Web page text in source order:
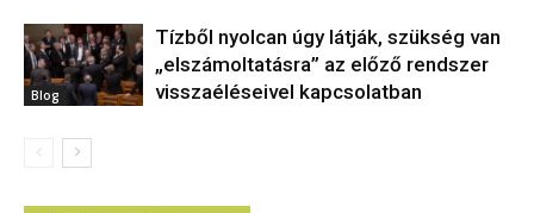
Blog
Tízből nyolcan úgy látják, szükség van
„elszámoltatásra” az előző rendszer
visszaéléseivel kapcsolatban